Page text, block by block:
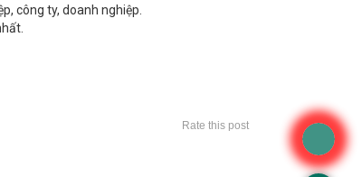
công ty, doanh nghiệp.
Rate this post